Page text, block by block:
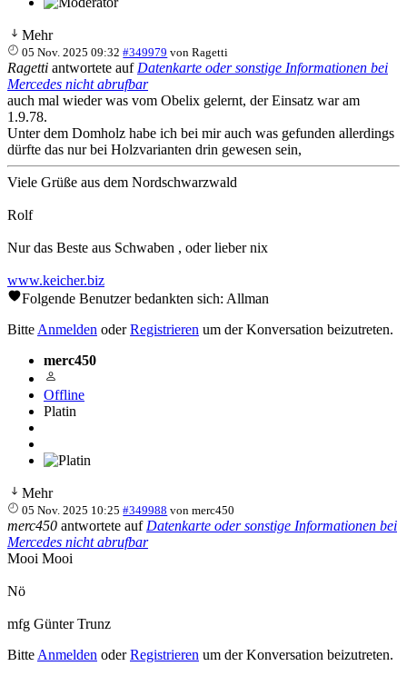
Mehr
05 Nov. 2025 09:32 #349979 vonRagetti
Ragetti antwortete auf Datenkarte oder sonstige Informationen bei
Mercedes nicht abrufbar
auch mal wieder was vom Obelix gelernt, der Einsatz war am
1.9.78.
Unter dem Domholz habe ich bei mir auch was gefunden allerdings
dürfte das nur bei Holzvarianten drin gewesen sein,
Viele Grüße aus dem Nordschwarzwald
Rolf
Nur das Beste aus Schwaben , oder lieber nix
www.keicher.biz
Folgende Benutzer bedankten sich: Allman
Bitte Anmelden oderRegistrieren um der Konversation beizutreten.
merc450
Offline
Platin
Mehr
05 Nov. 2025 10:25 #349988 vonmerc450
merc450 antwortete auf Datenkarte oder sonstige Informationen bei
Mercedes nicht abrufbar
Mooi Mooi
Nö
mfg Günter Trunz
Bitte Anmelden oderRegistrieren um der Konversation beizutreten.